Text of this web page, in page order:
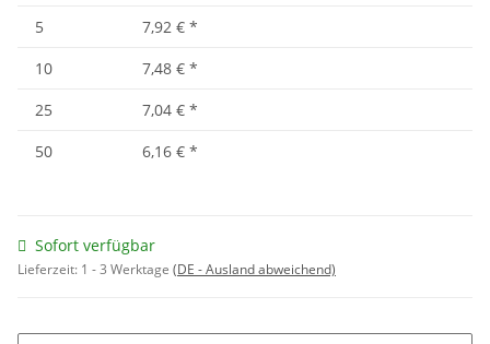
5
7,92 € *
10
7,48 € *
25
7,04 € *
50
6,16 € *
Sofort verfügbar
Lieferzeit: 1 - 3 Werktage (DE - Ausland abweichend)